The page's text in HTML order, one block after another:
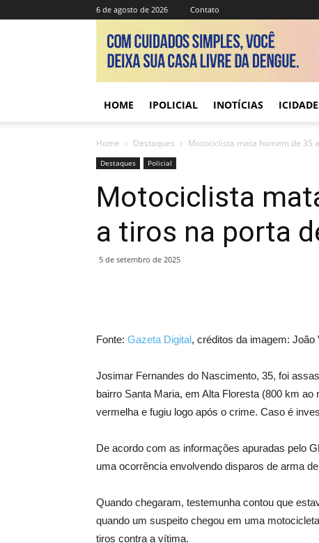
6 de agosto de 2026 Contato
HOME IPOLICIAL INOTÍCIAS
Home Destaques Motociclista mata homem de 35
Destaques Policial
Motociclista
a tiros na porta
5 de setembro de 2025
Fonte: Gazeta Digital, créditos da imagem: João
Josimar Fernandes do Nascimento, 35, foi
bairro Santa Maria, em Alta Floresta (800 km
vermelha e fugiu logo após o crime. Caso é
De acordo com as informações apuradas pelo
uma ocorrência envolvendo disparos de arma
Quando chegaram, testemunha contou que
quando um suspeito chegou em uma
tiros contra a vítima.